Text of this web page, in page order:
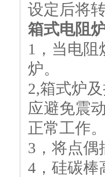
设定后将
箱式电阻
1，当电
炉。
2,箱式炉
应避免震
正常工
3，将点
4，硅碳棒